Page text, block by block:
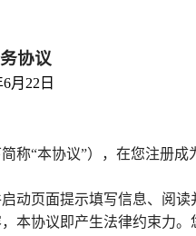
协议
月22日
称“本协议”），在您注册
动页面提示填写信息、阅
本协议即产生法律约束力